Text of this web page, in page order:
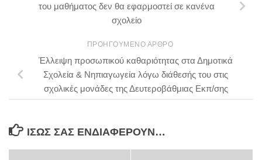
του μαθήματος δεν θα εφαρμοστεί σε κανένα
σχολείο
ΠΡΟΗΓΟΎΜΕΝΟ ΆΡΘΡΟ
Έλλειψη προσωπικού καθαριότητας στα Δημοτικά
Σχολεία & Νηπιαγωγεία λόγω διάθεσής του στις
σχολικές μονάδες της Δευτεροβάθμιας Εκπ/σης
ΊΣΩΣ ΣΑΣ ΕΝΔΙΑΦΈΡΟΥΝ…